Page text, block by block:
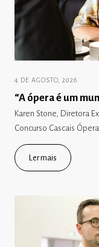
4 DE AGOSTO, 2026
“A ópera é um
Karen Stone, Diretora
Concurso Cascais
Ler mais